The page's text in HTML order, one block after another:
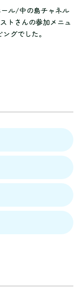
ル/中の島チャネル
トさんの参加メニュ
グでした。